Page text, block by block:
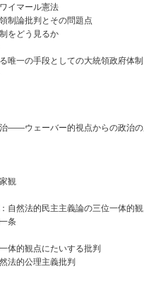
イマール憲法
論批判とその問題点
をどう見るか
一の手段としての大統領政府体制
――ウェーバー的視点からの政治の
観
然法的民主主義論の三位一体的観
条
的観点にたいする批判
的公理主義批判